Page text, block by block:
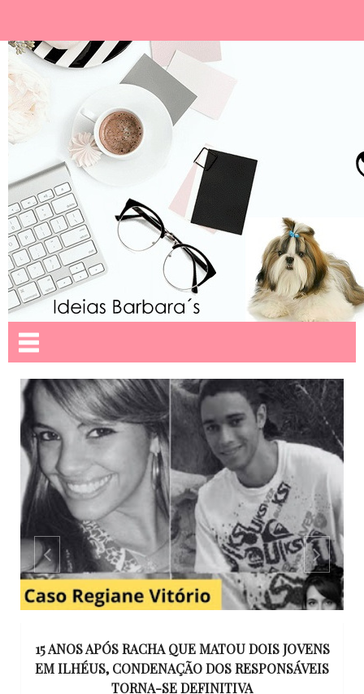
15 ANOS APÓS RACHA QUE MATOU DOIS JOVENS
EM ILHÉUS, CONDENAÇÃO DOS RESPONSÁVEIS
TORNA-SE DEFINITIVA